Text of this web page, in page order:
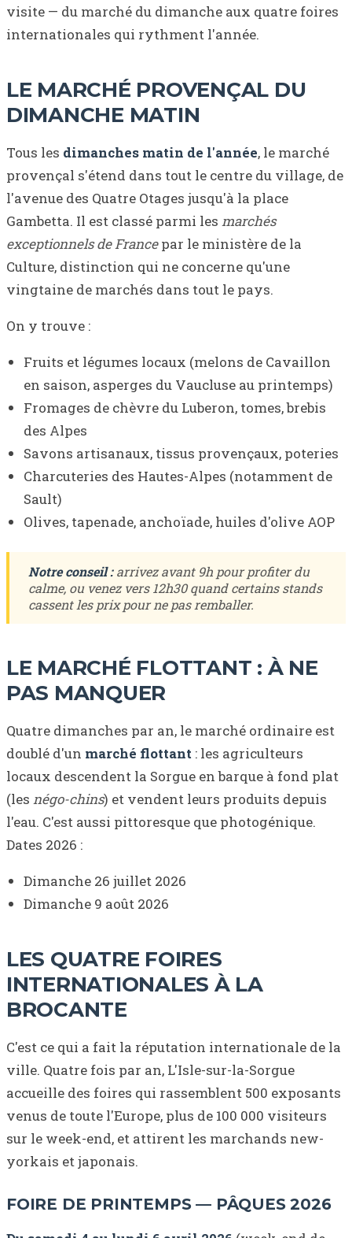
visite — du marché du dimanche aux quatre foires
internationales qui rythment l'année.
LE MARCHÉ PROVENÇAL DU
DIMANCHE MATIN
Tous les dimanches matin de l'année, le marché
provençal s'étend dans tout le centre du village, de
l'avenue des Quatre Otages jusqu'à la place
Gambetta. Il est classé parmi les marchés
exceptionnels de Francepar le ministère de la
Culture, distinction qui ne concerne qu'une
vingtaine de marchés dans tout le pays.
On y trouve :
Fruits et légumes locaux (melons de Cavaillon
en saison, asperges du Vaucluse au printemps)
Fromages de chèvre du Luberon, tomes, brebis
des Alpes
Savons artisanaux, tissus provençaux, poteries
Charcuteries des Hautes-Alpes (notamment de
Sault)
Olives, tapenade, anchoïade, huiles d'olive AOP
Notre conseil :arrivez avant 9h pour profiter du
calme, ou venez vers 12h30 quand certains stands
cassent les prix pour ne pas remballer.
LE MARCHÉ FLOTTANT : À NE
PAS MANQUER
Quatre dimanches par an, le marché ordinaire est
doublé d'un marché flottant : les agriculteurs
locaux descendent la Sorgue en barque à fond plat
(les négo-chins) et vendent leurs produits depuis
l'eau. C'est aussi pittoresque que photogénique.
Dates 2026 :
Dimanche 26 juillet 2026
Dimanche 9 août 2026
LES QUATRE FOIRES
INTERNATIONALES À LA
BROCANTE
C'est ce qui a fait la réputation internationale de la
ville. Quatre fois par an, L'Isle-sur-la-Sorgue
accueille des foires qui rassemblent 500 exposants
venus de toute l'Europe, plus de 100 000 visiteurs
sur le week-end, et attirent les marchands new-
yorkais et japonais.
FOIRE DE PRINTEMPS — PÂQUES 2026